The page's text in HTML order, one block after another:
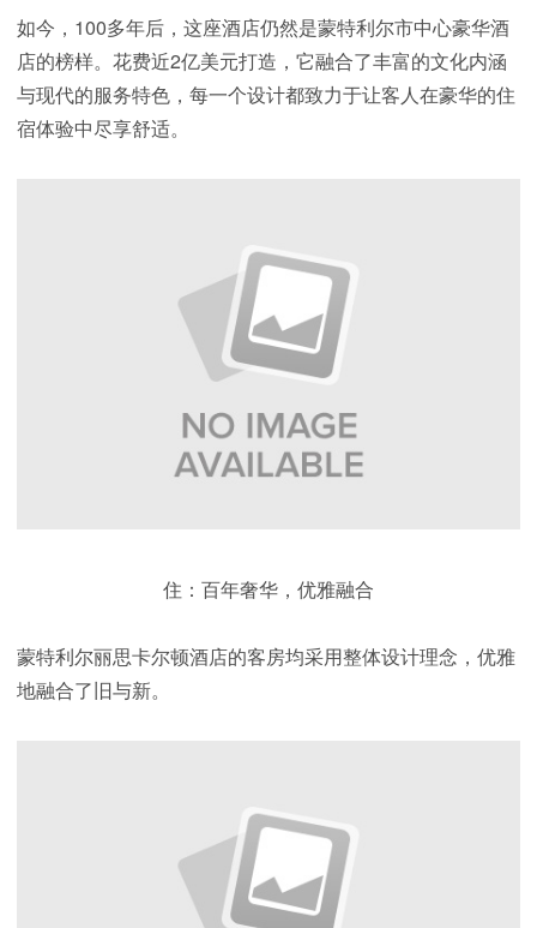
如今，100多年后，这座酒店仍然是蒙特利尔市中心豪华酒
店的榜样。花费近2亿美元打造，它融合了丰富的文化内涵
与现代的服务特色，每一个设计都致力于让客人在豪华的住
宿体验中尽享舒适。
住：百年奢华，优雅融合
蒙特利尔丽思卡尔顿酒店的客房均采用整体设计理念，优雅
地融合了旧与新。